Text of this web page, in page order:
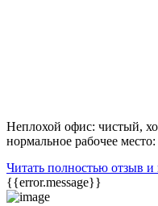
Неплохой офис: чистый,
нормальное рабочее
Читать полностью отзыв
{{error.message}}